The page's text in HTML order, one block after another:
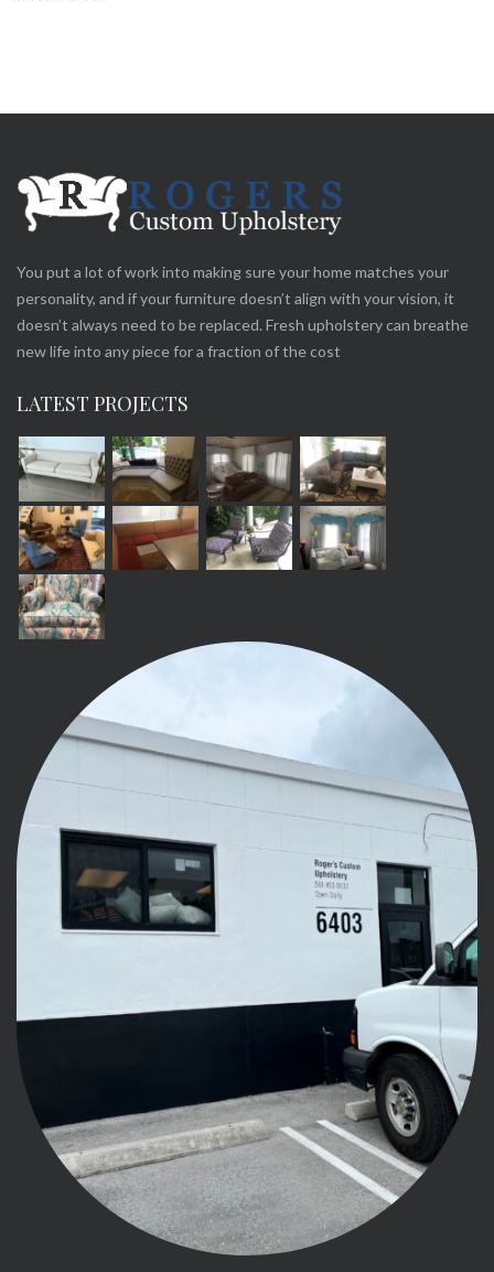
You put a lot of work into making sure your home matches your
personality, and if your furniture doesn’t align with your vision, it
doesn’t always need to be replaced. Fresh upholstery can breathe
new life into any piece for a fraction of the cost
LATEST PROJECTS